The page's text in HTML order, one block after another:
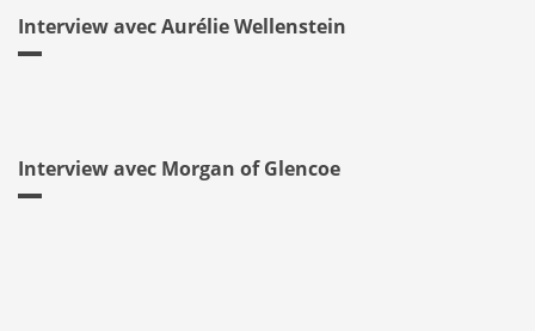
Interview avec Aurélie Wellenstein
Interview avec Morgan of Glencoe